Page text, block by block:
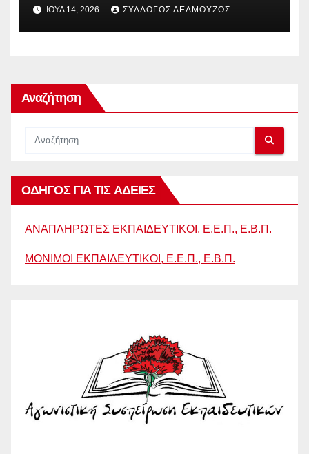
ΣΤΟ ΕΥΡΩΠΑΪΚΟ ΔΙΚΑΣΤΗΡΙΟ
ΙΟΎΛ 14, 2026 ΣΎΛΛΟΓΟΣ ΔΕΛΜΟΎΖΟΣ
Αναζήτηση
ΟΔΗΓΟΣ ΓΙΑ ΤΙΣ ΑΔΕΙΕΣ
ΑΝΑΠΛΗΡΩΤΕΣ ΕΚΠΑΙΔΕΥΤΙΚΟΙ, Ε.Ε.Π., Ε.Β.Π.
ΜΟΝΙΜΟΙ ΕΚΠΑΙΔΕΥΤΙΚΟΙ, Ε.Ε.Π., Ε.Β.Π.